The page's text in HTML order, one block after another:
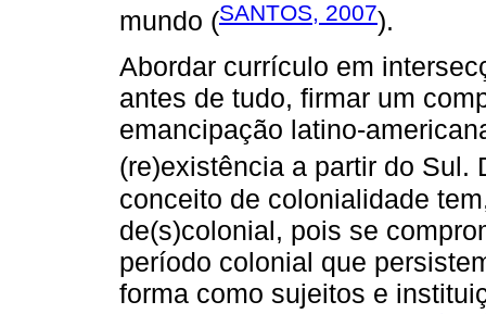
mundo (SANTOS, 2007).
Abordar currículo em
antes de tudo, firmar um
emancipação latino-
(re)existência a partir do Sul.
conceito de colonialidade
de(s)colonial, pois se
período colonial que
forma como sujeitos e